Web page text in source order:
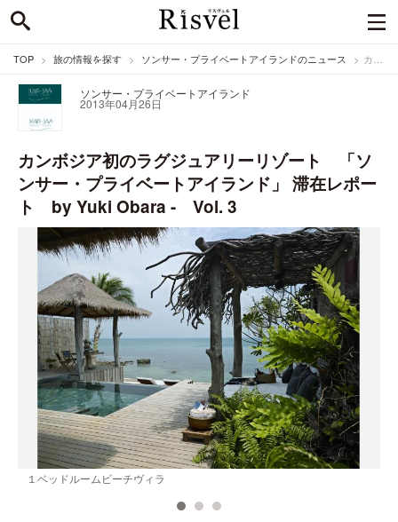
TOP 旅の情報を探す ソンサー・プライベートアイランドのニュース カンボジア初のラグジュアリーリゾート 「ソンサー・プライベートアイランド」 滞在レポート by Yuki Obara - Vol. 3
ソンサー・プライベートアイランド
2013年04月26日
カンボジア初のラグジュアリーリゾート 「ソ
ンサー・プライベートアイランド」 滞在レポー
ト by Yuki Obara - Vol. 3
１ベッドルームビーチヴィラ